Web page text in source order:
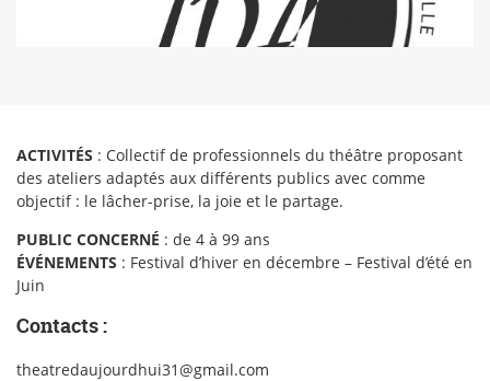
ACTIVITÉS : Collectif de professionnels du théâtre proposant
des ateliers adaptés aux différents publics avec comme
objectif : le lâcher-prise, la joie et le partage.
PUBLIC CONCERNÉ : de 4 à 99 ans
ÉVÉNEMENTS : Festival d’hiver en décembre – Festival d’été en
Juin
Contacts :
theatredaujourdhui31@gmail.com